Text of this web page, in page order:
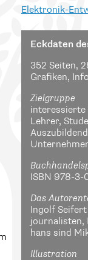
Elektronik-
Eckdaten
352 Seiten,
Grafiken,
Zielgruppe
interessierte
Lehrer,
ISBN 978-
Das
Ingolf
journalisten,
hans sind
Illustration